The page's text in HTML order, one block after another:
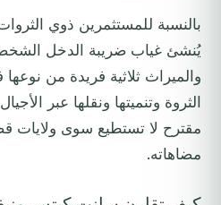
بالنسبة للمستثمرين ذوي الثروات
يُنشئ غياب ضريبة الدخل الشخصي
والميراث ثلاثية فريدة من
الثروة وتنميتها ونقلها عبر
مقترح لا تستطيع سوى ولايات
مضاهاته.